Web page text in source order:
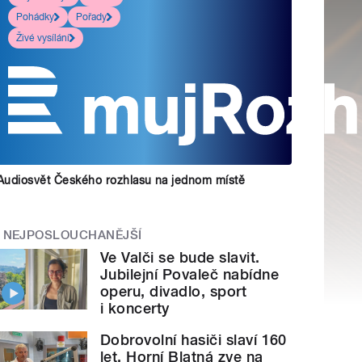
Pohádky
Pořady
Živé vysílání
Českého rozhlasu na jednom místě
NEJPOSLOUCHANĚJŠÍ
Ve Valči se bude slavit.
Jubilejní Povaleč nabídne
operu, divadlo, sport
i koncerty
Dobrovolní hasiči slaví 160
let. Horní Blatná zve na